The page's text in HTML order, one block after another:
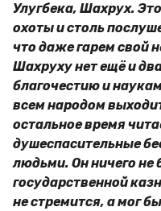
Улугбека, Шахрух.
охоты и столь
что даже гарем свой
Шахруху нет ещё и
благочестию и
всем народом
остальное время
душеспасительные
людьми. Он ничего не
государственной
не стремится, а мог